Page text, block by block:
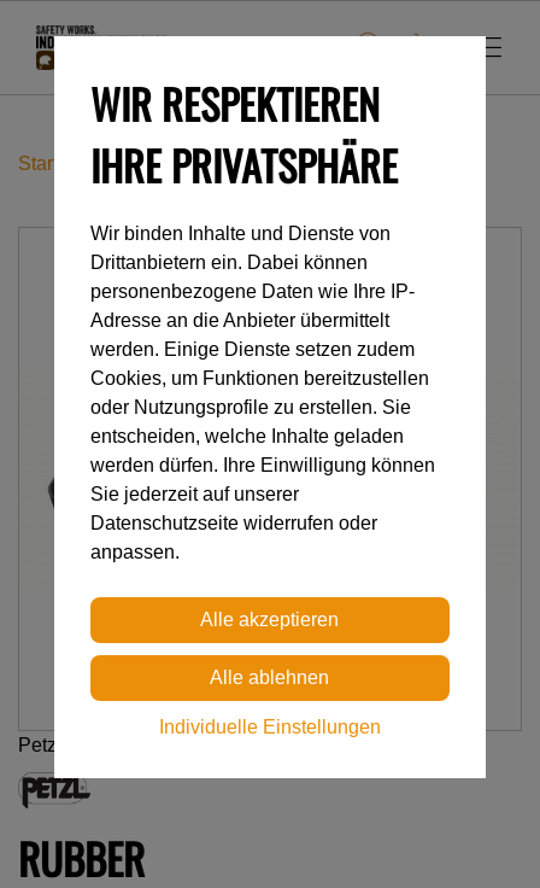
Startseite Accessoires RUBBER
Petzl
RUBBER
WIR RESPEKTIEREN
IHRE PRIVATSPHÄRE
Wir binden Inhalte und Dienste von
Drittanbietern ein. Dabei können
personenbezogene Daten wie Ihre IP-
Adresse an die Anbieter übermittelt
werden. Einige Dienste setzen zudem
Cookies, um Funktionen bereitzustellen
oder Nutzungsprofile zu erstellen. Sie
entscheiden, welche Inhalte geladen
werden dürfen. Ihre Einwilligung können
Sie jederzeit auf unserer
Datenschutzseite widerrufen oder
anpassen.
Individuelle Einstellungen